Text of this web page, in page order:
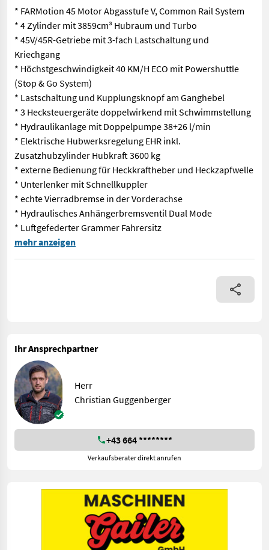
* FARMotion 45 Motor Abgasstufe V, Common Rail System
* 4 Zylinder mit 3859cm³ Hubraum und Turbo
* 45V/45R-Getriebe mit 3-fach Lastschaltung und
Kriechgang
* Höchstgeschwindigkeit 40 KM/H ECO mit Powershuttle
(Stop & Go System)
* Lastschaltung und Kupplungsknopf am Ganghebel
* 3 Hecksteuergeräte doppelwirkend mit Schwimmstellung
* Hydraulikanlage mit Doppelpumpe 38+26 l/min
* Elektrische Hubwerksregelung EHR inkl.
Zusatzhubzylinder Hubkraft 3600 kg
* externe Bedienung für Heckkraftheber und Heckzapfwelle
* Unterlenker mit Schnellkuppler
* echte Vierradbremse in der Vorderachse
* Hydraulisches Anhängerbremsventil Dual Mode
* Luftgefederter Grammer Fahrersitz
Deutz Fahr 5105D mit sehr guter Ausstattung! * FARMotion
mehr anzeigen
Ihr Ansprechpartner
Herr
Christian Guggenberger
+43 664 ********
Verkaufsberater direkt anrufen